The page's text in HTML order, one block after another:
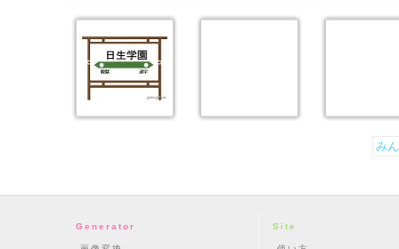
み
Generator Site